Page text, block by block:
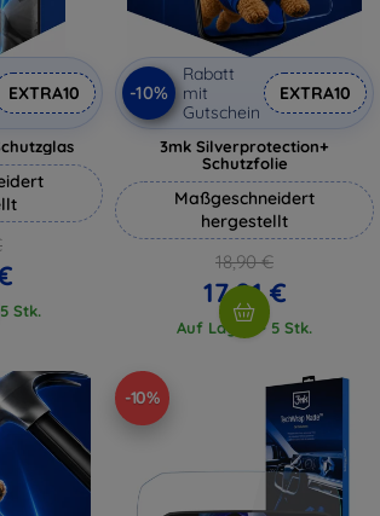
EXTRA10
Stk.
-10%
Rabatt
mit
Gutschein
EXTRA10
3mk Silverprotection+
Schutzfolie
Maßgeschneidert
hergestellt
18,90 €
17,01 €
Auf Lager > 5 Stk.
-10%